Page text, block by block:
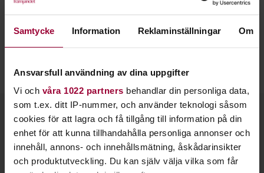
Samtycke Information Reklaminställningar Om
Ansvarsfull användning av dina uppgifter
Vi och våra 1022 partners behandlar din personliga data,
som t.ex. ditt IP-nummer, och använder teknologi såsom
cookies för att lagra och få tillgång till information på din
enhet för att kunna tillhandahålla personliga annonser och
innehåll, annons- och innehållsmätning, åskådarinsikter
och produktutveckling. Du kan själv välja vilka som får
du blir mjuk i musklerna. Dansen gör dig därför både stark
Magdans lämpar sig för personer i alla åldrar. En vanlig
på höften så att den formar en åtta.
Kontakt